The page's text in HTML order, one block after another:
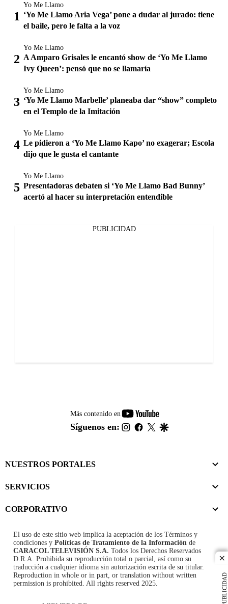
PUBLICIDAD
Yo Me Llamo
‘Yo Me Llamo Aria Vega’ pone a dudar al jurado: tiene
el baile, pero le falta a la voz
Yo Me Llamo
A Amparo Grisales le encantó show de ‘Yo Me Llamo
Ivy Queen’: pensó que no se llamaría
Yo Me Llamo
‘Yo Me Llamo Marbelle’ planeaba dar “show” completo
en el Templo de la Imitación
Yo Me Llamo
Le pidieron a ‘Yo Me Llamo Kapo’ no exagerar; Escola
dijo que le gusta el cantante
Yo Me Llamo
Presentadoras debaten si ‘Yo Me Llamo Bad Bunny’
acertó al hacer su interpretación entendible
PUBLICIDAD
Más contenido en
youtube-
footer
Síguenos en: instagram
facebook
twitter
NUESTROS PORTALES
SERVICIOS
CORPORATIVO
El uso de este sitio web implica la aceptación de los Términos y
condiciones y Políticas de Tratamiento de la Información de
CARACOL TELEVISIÓN S.A. Todos los Derechos Reservados
D.R.A. Prohibida su reproducción total o parcial, así como su
traducción a cualquier idioma sin autorización escrita de su titular.
Reproduction in whole or in part, or translation without written
permission is prohibited. All rights reserved 2025.